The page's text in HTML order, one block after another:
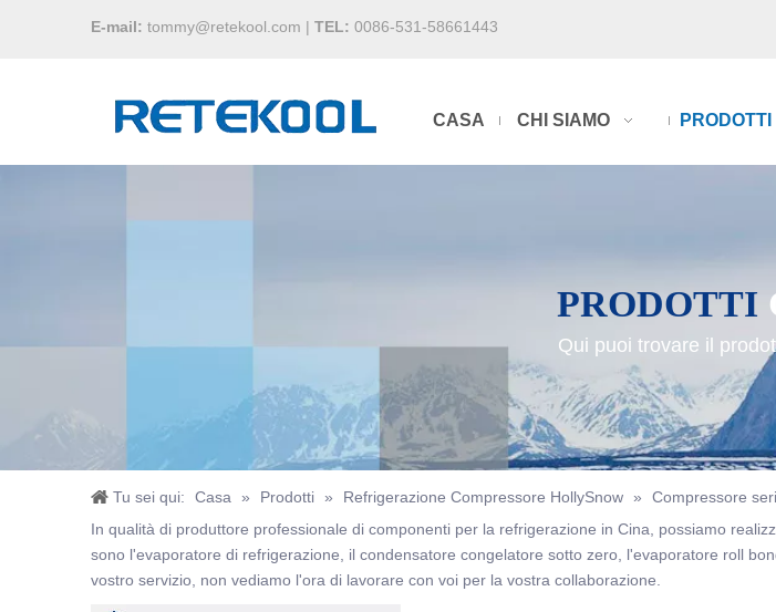
E-mail: tommy@retekool.com | TEL: 0086-531-58661443
CASA CHI SIAMO PRODOTTI
PRODOTTI
Qui puoi trovare il
Tu sei qui: Casa » Prodotti » Refrigerazione Compressore HollySnow »
Compressore
In qualità di produttore professionale di componenti per la refrigerazione in Cina, possiamo
sono l'evaporatore di refrigerazione, il condensatore congelatore sotto zero, l'evaporatore roll
vostro servizio, non vediamo l'ora di lavorare con voi per la vostra collaborazione.